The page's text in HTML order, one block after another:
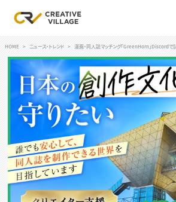
ログイン
RECRUIT
クリエイター求人を探す
CREATIVE JOB求人検索
特集求人
採用説明会
転職支援サービス
CONTENTS
HOME ニュース・トレンド 漫画・同人誌マッチング「GreenHorn」Discord